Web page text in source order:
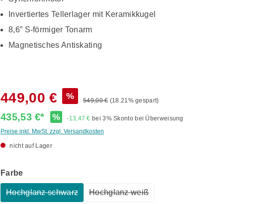
Invertiertes Tellerlager mit Keramikkugel
8,6” S-förmiger Tonarm
Magnetisches Antiskating
449,00 € % 549,00 € (18.21% gespart)
435,53 €* % -13,47 € bei 3% Skonto bei Überweisung
Preise inkl. MwSt. zzgl. Versandkosten
nicht auf Lager
Farbeauswählen
Hochglanz schwarz
(Diese Option ist zurzeit nicht verfügbar.)
Hochglanz weiß